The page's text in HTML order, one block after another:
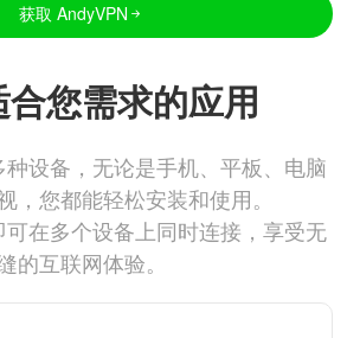
获取 AndyVPN
您需求的应用
设备，无论是手机、平板、电脑
，您都能轻松安装和使用。
在多个设备上同时连接，享受无
的互联网体验。